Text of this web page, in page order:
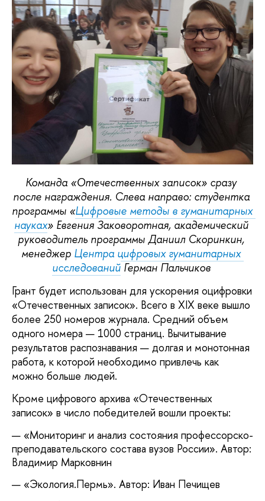
Команда «Отечественных записок» сразу
после награждения. Слева направо: студентка
программы «Цифровые методы в гуманитарных
науках» Евгения Заковоротная, академический
руководитель программы Даниил Скоринкин,
менеджер Центра цифровых гуманитарных
исследований Герман Пальчиков
Грант будет использован для ускорения оцифровки
«Отечественных записок». Всего в XIX веке вышло
более 250 номеров журнала. Средний объем
одного номера — 1000 страниц. Вычитывание
результатов распознавания — долгая и монотонная
работа, к которой необходимо привлечь как
можно больше людей.
Кроме цифрового архива «Отечественных
записок» в число победителей вошли проекты:
«Мониторинг и анализ состояния профессорско-
преподавательского состава вузов России». Автор:
Владимир Марковнин
«Экология.Пермь». Автор: Иван Печищев